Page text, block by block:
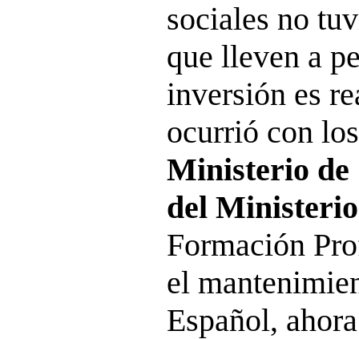
sociales no
que lleven a
inversión es
ocurrió con
Ministerio de
del
Formación
el
Español,